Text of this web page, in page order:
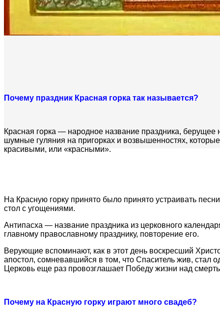
Почему праздник Красная горка так называется?
Красная горка — народное название праздника, берущее
шумные гуляния на пригорках и возвышенностях,
красивыми, или «красными».
На Красную горку принято было принято устраивать
стол с угощениями.
Антипасха — название праздника из церковного
главному православному празднику, повторение его.
Верующие вспоминают, как в этот день воскресший
апостол, сомневавшийся в том, что Спаситель жив, стал
Церковь еще раз провозглашает Победу жизни над
Почему на Красную горку играют много свадеб?